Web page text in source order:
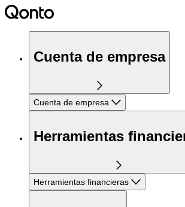
Cuenta de empresa
Cuenta de empresa
Herramientas
Herramientas financieras